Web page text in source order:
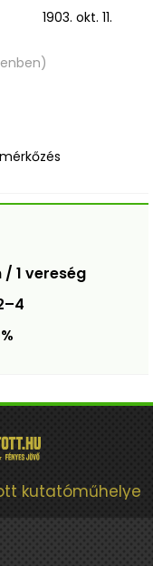
1903. okt. 11.
1 vereség
kutatóműhelye